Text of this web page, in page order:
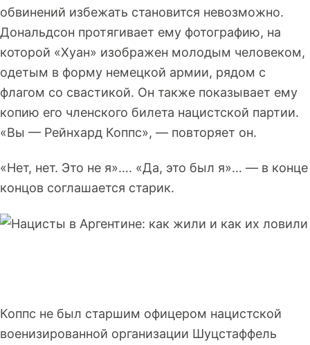
обвинений избежать становится невозможно.
Дональдсон протягивает ему фотографию, на
которой «Хуан» изображен молодым человеком,
одетым в форму немецкой армии, рядом с
флагом со свастикой. Он также показывает ему
копию его членского билета нацистской партии.
«Вы — Рейнхард Коппс», — повторяет он.
«Нет, нет. Это не я»…. «Да, это был я»… — в конце
концов соглашается старик.
Коппс не был старшим офицером нацистской
военизированной организации Шуцстаффель